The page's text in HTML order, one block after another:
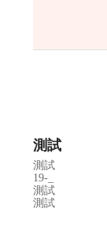
測試
測試
19-_
測試
測試